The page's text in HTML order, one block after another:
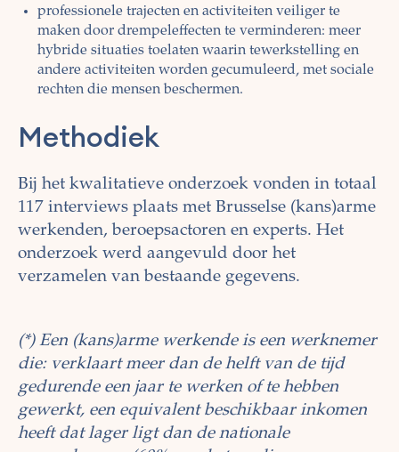
professionele trajecten en activiteiten veiliger te
maken door drempeleffecten te verminderen: meer
hybride situaties toelaten waarin tewerkstelling en
andere activiteiten worden gecumuleerd, met sociale
rechten die mensen beschermen.
Methodiek
Bij het kwalitatieve onderzoek vonden in totaal
117 interviews plaats met Brusselse (kans)arme
werkenden, beroepsactoren en experts. Het
onderzoek werd aangevuld door het
verzamelen van bestaande gegevens.
(*) Een (kans)arme werkende is een werknemer
die: verklaart meer dan de helft van de tijd
gedurende een jaar te werken of te hebben
gewerkt, een equivalent beschikbaar inkomen
heeft dat lager ligt dan de nationale